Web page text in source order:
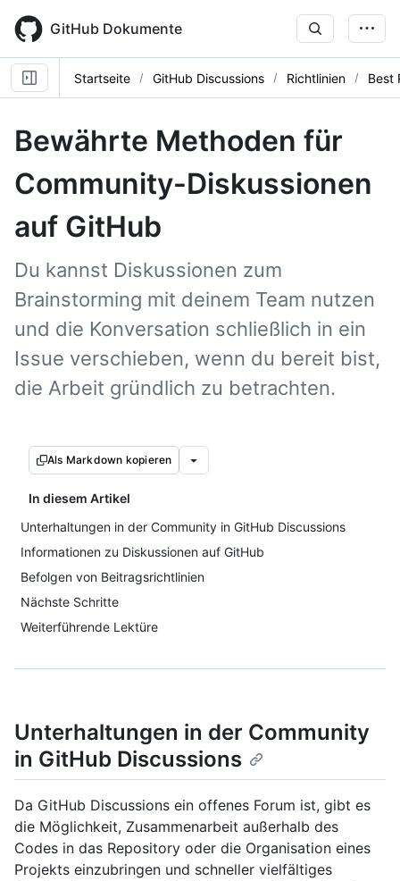
main
content
GitHub Dokumente
Startseite GitHub Discussions Richtlinien Best
Bewährte Methoden für
Community-Diskussionen
auf GitHub
Du kannst Diskussionen zum
Brainstorming mit deinem Team nutzen
und die Konversation schließlich in ein
Issue verschieben, wenn du bereit bist,
die Arbeit gründlich zu betrachten.
Als Markdown kopieren
In diesem Artikel
Unterhaltungen in der Community in GitHub Discussions
Informationen zu Diskussionen auf GitHub
Befolgen von Beitragsrichtlinien
Nächste Schritte
Weiterführende Lektüre
Unterhaltungen in der Community
in GitHub Discussions
Da GitHub Discussions ein offenes Forum ist, gibt es
die Möglichkeit, Zusammenarbeit außerhalb des
Codes in das Repository oder die Organisation eines
Projekts einzubringen und schneller vielfältiges